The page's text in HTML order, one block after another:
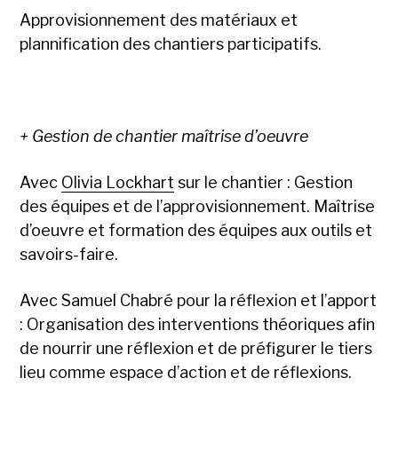
Approvisionnement des matériaux et
plannification des chantiers participatifs.
+ Gestion de chantier maîtrise d’oeuvre
Avec Olivia Lockhart sur le chantier : Gestion
des équipes et de l’approvisionnement. Maîtrise
d’oeuvre et formation des équipes aux outils et
savoirs-faire.
Avec Samuel Chabré pour la réflexion et l’apport
: Organisation des interventions théoriques afin
de nourrir une réflexion et de préfigurer le tiers
lieu comme espace d’action et de réflexions.